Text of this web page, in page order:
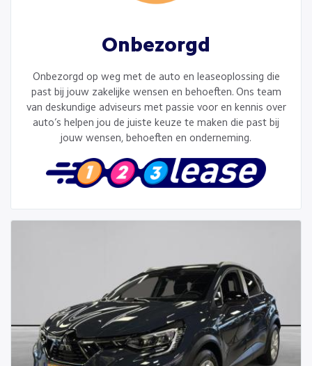
Onbezorgd
Onbezorgd op weg met de auto en leaseoplossing die
past bij jouw zakelijke wensen en behoeften. Ons team
van deskundige adviseurs met passie voor en kennis over
auto’s helpen jou de juiste keuze te maken die past bij
jouw wensen, behoeften en onderneming.